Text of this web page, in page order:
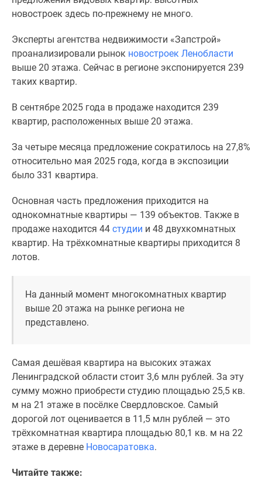
карте
авторы
Машино-
места
предложения
Апартаменты
Новостройки
карте
комнатные
более
Готовые
новостройки
Военная
ипотека
Покупателю
Петербурга
Видеообзор
новостроек
Семейная
ипотека
Аналитика
рынка
новостроек
новостроек здесь по-прежнему не много.
Эксперты агентства недвижимости «Запстрой»
проанализировали рынок новостроек Ленобласти
выше 20 этажа. Сейчас в регионе экспонируется 239
таких квартир.
В сентябре 2025 года в продаже находится 239
квартир, расположенных выше 20 этажа.
За четыре месяца предложение сократилось на 27,8%
относительно мая 2025 года, когда в экспозиции
было 331 квартира.
Основная часть предложения приходится на
однокомнатные квартиры — 139 объектов. Также в
продаже находится 44 студии и 48 двухкомнатных
квартир. На трёхкомнатные квартиры приходится 8
лотов.
На данный момент многокомнатных квартир
выше 20 этажа на рынке региона не
представлено.
Самая дешёвая квартира на высоких этажах
Ленинградской области стоит 3,6 млн рублей. За эту
сумму можно приобрести студию площадью 25,5 кв.
м на 21 этаже в посёлке Свердловское. Самый
дорогой лот оценивается в 11,5 млн рублей — это
трёхкомнатная квартира площадью 80,1 кв. м на 22
этаже в деревне Новосаратовка.
Читайте также: